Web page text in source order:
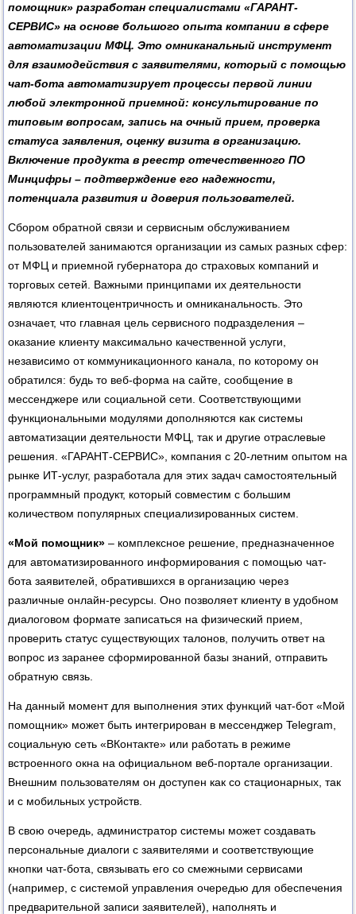
помощник» разработан специалистами «ГАРАНТ-
СЕРВИС» на основе большого опыта компании в сфере
автоматизации МФЦ. Это омниканальный инструмент
для взаимодействия с заявителями, который с помощью
чат-бота автоматизирует процессы первой линии
любой электронной приемной: консультирование по
типовым вопросам, запись на очный прием, проверка
статуса заявления, оценку визита в организацию.
Включение продукта в реестр отечественного ПО
Минцифры – подтверждение его надежности,
потенциала развития и доверия пользователей.
Сбором обратной связи и сервисным обслуживанием
пользователей занимаются организации из самых разных сфер:
от МФЦ и приемной губернатора до страховых компаний и
торговых сетей. Важными принципами их деятельности
являются клиентоцентричность и омниканальность. Это
означает, что главная цель сервисного подразделения –
оказание клиенту максимально качественной услуги,
независимо от коммуникационного канала, по которому он
обратился: будь то веб-форма на сайте, сообщение в
мессенджере или социальной сети. Соответствующими
функциональными модулями дополняются как системы
автоматизации деятельности МФЦ, так и другие отраслевые
решения. «ГАРАНТ-СЕРВИС», компания с 20-летним опытом на
рынке ИТ-услуг, разработала для этих задач самостоятельный
программный продукт, который совместим с большим
количеством популярных специализированных систем.
«Мой помощник» – комплексное решение, предназначенное
для автоматизированного информирования с помощью чат-
бота заявителей, обратившихся в организацию через
различные онлайн-ресурсы. Оно позволяет клиенту в удобном
диалоговом формате записаться на физический прием,
проверить статус существующих талонов, получить ответ на
вопрос из заранее сформированной базы знаний, отправить
обратную связь.
На данный момент для выполнения этих функций чат-бот «Мой
помощник» может быть интегрирован в мессенджер Telegram,
социальную сеть «ВКонтакте» или работать в режиме
встроенного окна на официальном веб-портале организации.
Внешним пользователям он доступен как со стационарных, так
и с мобильных устройств.
В свою очередь, администратор системы может создавать
персональные диалоги с заявителями и соответствующие
кнопки чат-бота, связывать его со смежными сервисами
(например, с системой управления очередью для обеспечения
предварительной записи заявителей), наполнять и